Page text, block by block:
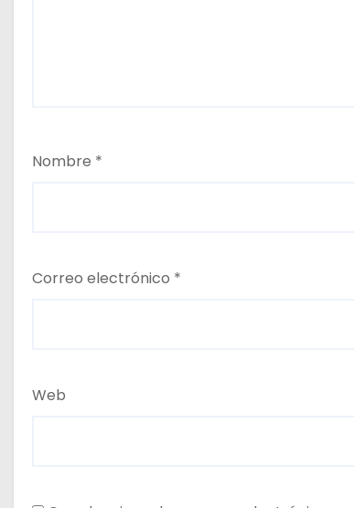
Nombre *
Correo electrónico *
Web